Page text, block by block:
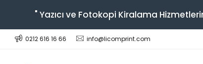
" Yazıcı ve Fotokopi Kiralama
0212 616 16 66 info@licomprint.com